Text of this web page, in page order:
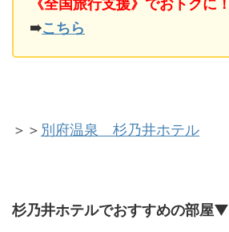
《全国旅行支援》でおトクに！
➠こちら
＞＞ 別府温泉 杉乃井ホテル
杉乃井ホテルでおすすめの部屋▼